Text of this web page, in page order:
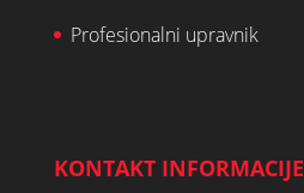
Profesionalni upravnik
KONTAKT INFORMACIJE